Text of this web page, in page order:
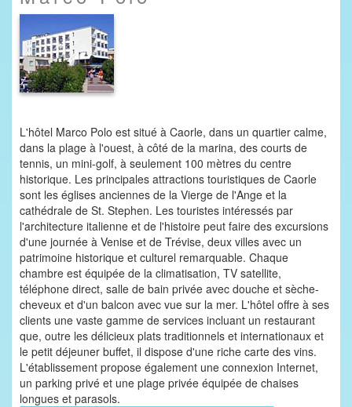
L'hôtel Marco Polo est situé à Caorle, dans un quartier calme,
dans la plage à l'ouest, à côté de la marina, des courts de
tennis, un mini-golf, à seulement 100 mètres du centre
historique. Les principales attractions touristiques de Caorle
sont les églises anciennes de la Vierge de l'Ange et la
cathédrale de St. Stephen. Les touristes intéressés par
l'architecture italienne et de l'histoire peut faire des excursions
d'une journée à Venise et de Trévise, deux villes avec un
patrimoine historique et culturel remarquable. Chaque
chambre est équipée de la climatisation, TV satellite,
téléphone direct, salle de bain privée avec douche et sèche-
cheveux et d'un balcon avec vue sur la mer. L'hôtel offre à ses
clients une vaste gamme de services incluant un restaurant
que, outre les délicieux plats traditionnels et internationaux et
le petit déjeuner buffet, il dispose d'une riche carte des vins.
L'établissement propose également une connexion Internet,
un parking privé et une plage privée équipée de chaises
longues et parasols.